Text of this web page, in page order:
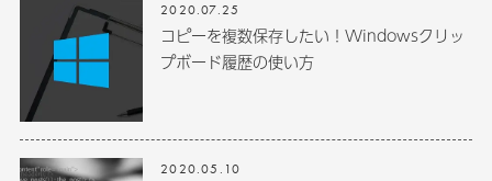
2020.07.25
コピーを複数保存したい！Windowsクリッ
プボード履歴の使い方
2020.05.10